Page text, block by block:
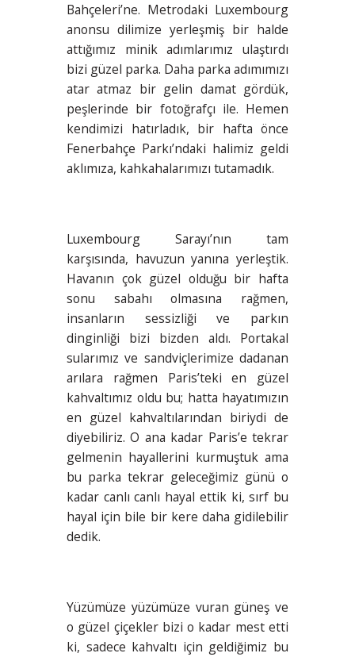
Bahçeleri’ne. Metrodaki Luxembourg
anonsu dilimize yerleşmiş bir halde
attığımız minik adımlarımız ulaştırdı
bizi güzel parka. Daha parka adımımızı
atar atmaz bir gelin damat gördük,
peşlerinde bir fotoğrafçı ile. Hemen
kendimizi hatırladık, bir hafta önce
Fenerbahçe Parkı’ndaki halimiz geldi
aklımıza, kahkahalarımızı tutamadık.
Luxembourg Sarayı’nın tam
karşısında, havuzun yanına yerleştik.
Havanın çok güzel olduğu bir hafta
sonu sabahı olmasına rağmen,
insanların sessizliği ve parkın
dinginliği bizi bizden aldı. Portakal
sularımız ve sandviçlerimize dadanan
arılara rağmen Paris’teki en güzel
kahvaltımız oldu bu; hatta hayatımızın
en güzel kahvaltılarından biriydi de
diyebiliriz. O ana kadar Paris’e tekrar
gelmenin hayallerini kurmuştuk ama
bu parka tekrar geleceğimiz günü o
kadar canlı canlı hayal ettik ki, sırf bu
hayal için bile bir kere daha gidilebilir
dedik.
Yüzümüze yüzümüze vuran güneş ve
o güzel çiçekler bizi o kadar mest etti
ki, sadece kahvaltı için geldiğimiz bu